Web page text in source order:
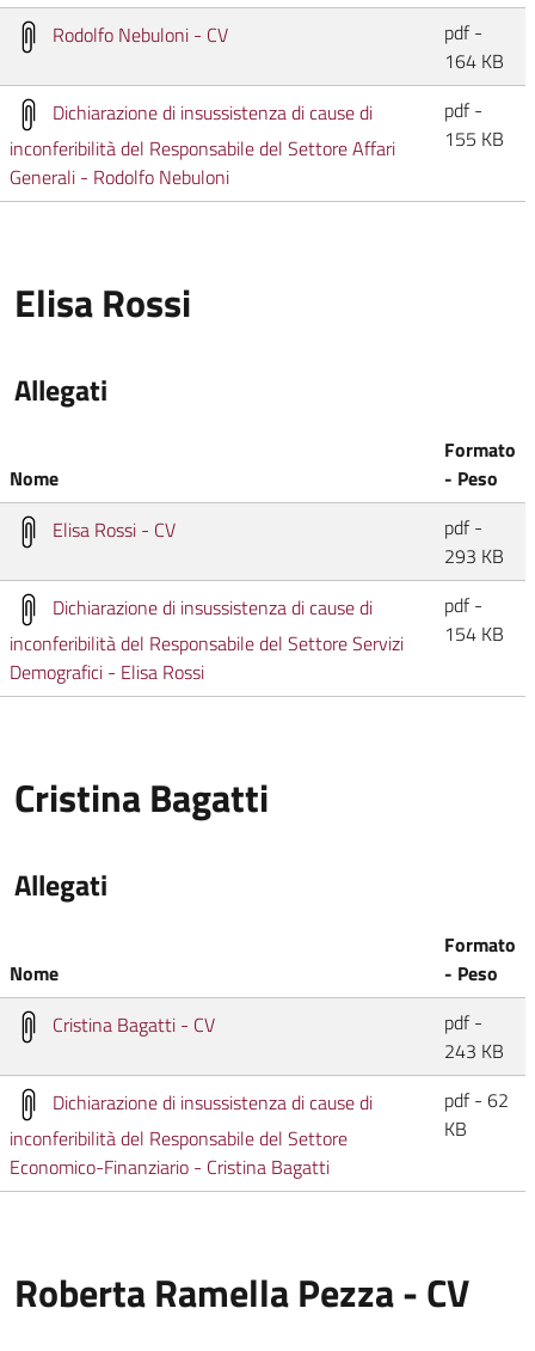
Rodolfo Nebuloni - CV
pdf -
164 KB
Dichiarazione di insussistenza di cause di
inconferibilità del Responsabile del Settore Affari
Generali - Rodolfo Nebuloni
pdf -
155 KB
Elisa Rossi
Allegati
Nome
Formato
- Peso
Elisa Rossi - CV
pdf -
293 KB
Dichiarazione di insussistenza di cause di
inconferibilità del Responsabile del Settore Servizi
Demografici - Elisa Rossi
pdf -
154 KB
Cristina Bagatti
Allegati
Nome
Formato
- Peso
Cristina Bagatti - CV
pdf -
243 KB
Dichiarazione di insussistenza di cause di
inconferibilità del Responsabile del Settore
Economico-Finanziario - Cristina Bagatti
pdf - 62
KB
Roberta Ramella Pezza - CV